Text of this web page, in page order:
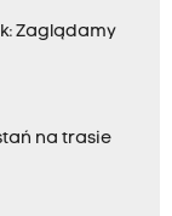
Zaglądamy
na trasie